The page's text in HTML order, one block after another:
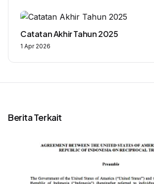
Catatan Akhir Tahun 2025
1 Apr 2026
Berita Terkait